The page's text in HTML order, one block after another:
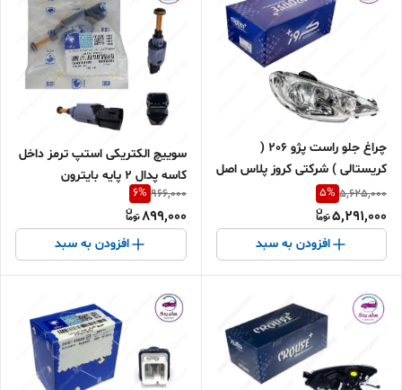
چراغ جلو راست پژو 206 (
کریستالی ) شرکتی کروز پلاس اصل
CR50060401
5,625,000
5%
5,291,000
افزودن به سبد
سوییچ الکتریکی استپ ترمز داخل
کاسه پدال 2 پایه بایترون
(Bitron) شرکتی ایساکو اصل
0940101409
966,000
6%
899,000
افزودن به سبد